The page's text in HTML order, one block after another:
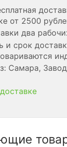
от 2500
два
и срок
Самара,